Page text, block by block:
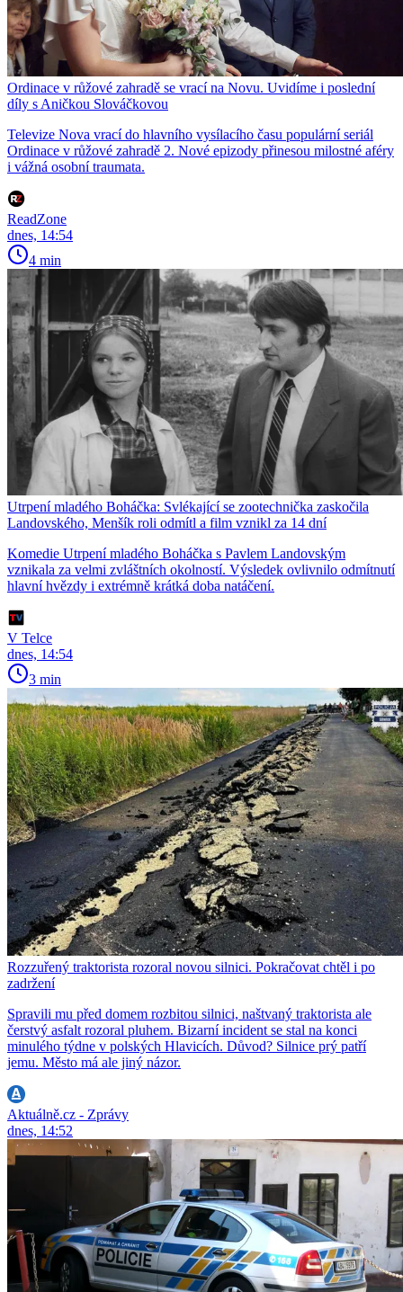
Ordinace v růžové zahradě se vrací na Novu. Uvidíme i poslední
díly s Aničkou Slováčkovou
Televize Nova vrací do hlavního vysílacího času populární seriál
Ordinace v růžové zahradě 2. Nové epizody přinesou milostné aféry
i vážná osobní traumata.
ReadZone
dnes, 14:54
4 min
Utrpení mladého Boháčka: Svlékající se zootechnička zaskočila
Landovského, Menšík roli odmítl a film vznikl za 14 dní
Komedie Utrpení mladého Boháčka s Pavlem Landovským
vznikala za velmi zvláštních okolností. Výsledek ovlivnilo odmítnutí
hlavní hvězdy i extrémně krátká doba natáčení.
V Telce
dnes, 14:54
3 min
Rozzuřený traktorista rozoral novou silnici. Pokračovat chtěl i po
zadržení
Spravili mu před domem rozbitou silnici, naštvaný traktorista ale
čerstvý asfalt rozoral pluhem. Bizarní incident se stal na konci
minulého týdne v polských Hlavicích. Důvod? Silnice prý patří
jemu. Město má ale jiný názor.
Aktuálně.cz - Zprávy
dnes, 14:52